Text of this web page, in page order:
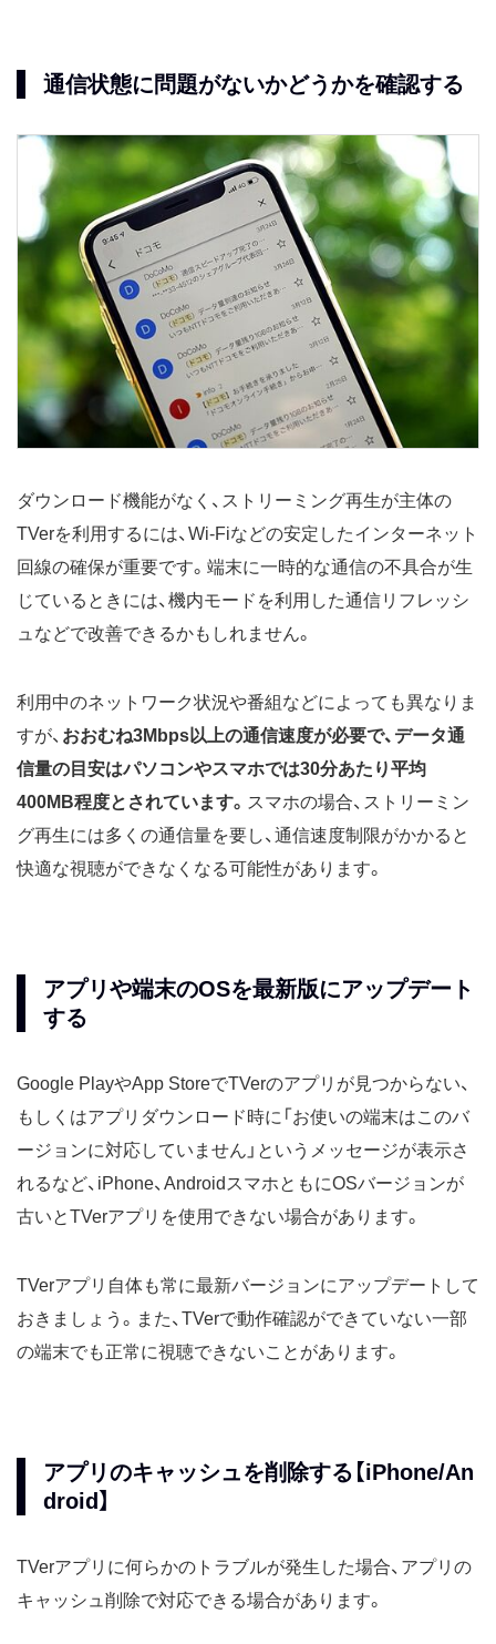
通信状態に問題がないかどうかを確認する
ダウンロード機能がなく、ストリーミング再生が主体の
TVerを利用するには、Wi-Fiなどの安定したインターネット
回線の確保が重要です。端末に一時的な通信の不具合が生
じているときには、機内モードを利用した通信リフレッシ
ュなどで改善できるかもしれません。
利用中のネットワーク状況や番組などによっても異なりま
すが、 おおむね3Mbps以上の通信速度が必要で、データ通
信量の目安はパソコンやスマホでは30分あたり平均
400MB程度とされています。 スマホの場合、ストリーミン
グ再生には多くの通信量を要し、通信速度制限がかかると
快適な視聴ができなくなる可能性があります。
アプリや端末のOSを最新版にアップデート
する
Google PlayやApp StoreでTVerのアプリが見つからない、
もしくはアプリダウンロード時に「お使いの端末はこのバ
ージョンに対応していません」というメッセージが表示さ
れるなど、iPhone、AndroidスマホともにOSバージョンが
古いとTVerアプリを使用できない場合があります。
TVerアプリ自体も常に最新バージョンにアップデートして
おきましょう。また、TVerで動作確認ができていない一部
の端末でも正常に視聴できないことがあります。
アプリのキャッシュを削除する【iPhone/An
droid】
TVerアプリに何らかのトラブルが発生した場合、アプリの
キャッシュ削除で対応できる場合があります。